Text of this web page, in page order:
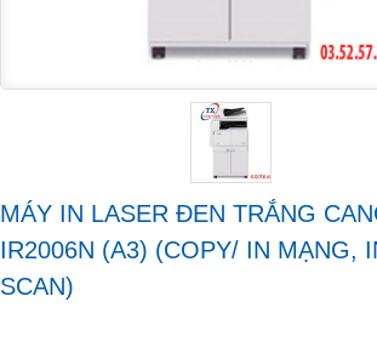
MÁY IN LASER ĐEN TRẮNG
IR2006N (A3) (COPY/ IN MẠNG,
SCAN)